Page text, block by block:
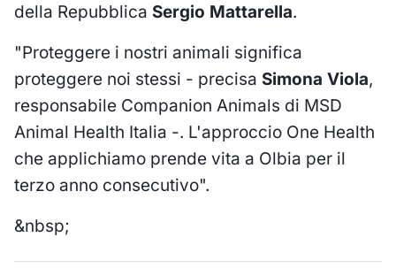
della Repubblica Sergio Mattarella.
"Proteggere i nostri animali significa
proteggere noi stessi - precisa Simona Viola,
responsabile Companion Animals di MSD
Animal Health Italia -. L'approccio One Health
che applichiamo prende vita a Olbia per il
terzo anno consecutivo".
&nbsp;